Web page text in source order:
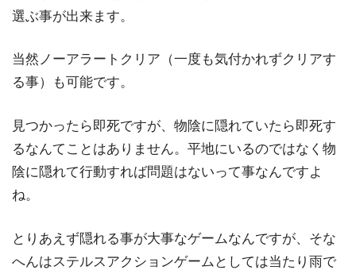
選ぶ事が出来ます。
当然ノーアラートクリア（一度も気付かれずクリアす
る事）も可能です。
見つかったら即死ですが、物陰に隠れていたら即死す
るなんてことはありません。平地にいるのではなく物
陰に隠れて行動すれば問題はないって事なんですよ
ね。
とりあえず隠れる事が大事なゲームなんですが、そな
へんはステルスアクションゲームとしては当たり雨で